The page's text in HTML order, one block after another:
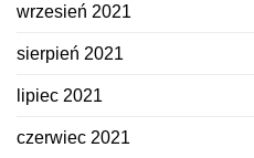
wrzesień 2021
sierpień 2021
lipiec 2021
czerwiec 2021